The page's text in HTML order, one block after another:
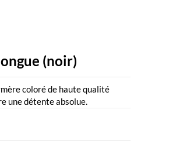
(noir)
coloré de haute qualité
une détente absolue.